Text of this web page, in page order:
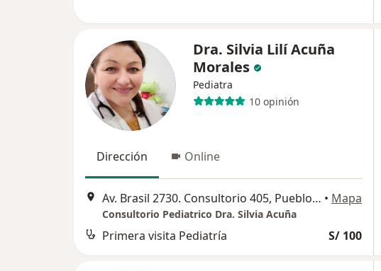
Dra. Silvia Lilí Acuña
Morales
Pediatra
10 opinión
Dirección Online
Av. Brasil 2730. Consultorio 405, Pueblo Libre • Mapa
Consultorio Pediatrico Dra. Silvia Acuña
Primera visita Pediatría S/ 100